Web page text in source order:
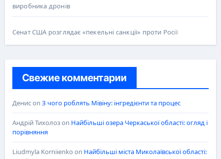
виробника дронів
Сенат США розглядає «пекельні санкції» проти Росії
Свежие комментарии
Денисon З чого роблять Мівіну: інгредієнти та процес
Андрій Тихолозon Найбільші озера Черкаської області: огляд і
порівняння
Liudmyla Korniienko on Найбільші міста Миколаївської області: